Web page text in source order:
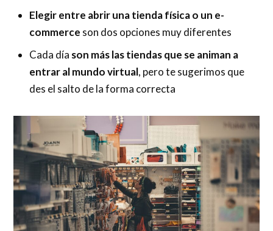
Elegir entre abrir una tienda física o un e-
commerce son dos opciones muy diferentes
Cada día son más las tiendas que se animan a
entrar al mundo virtual, pero te sugerimos que
des el salto de la forma correcta